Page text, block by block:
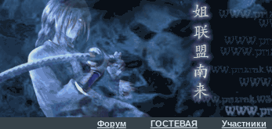
Форум ГОСТЕВАЯ Участники